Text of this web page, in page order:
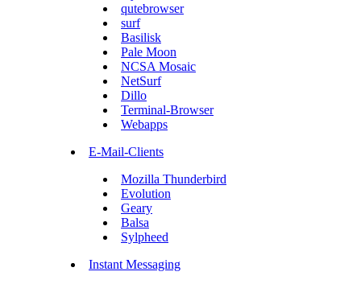
qutebrowser
surf
Basilisk
Pale Moon
NCSA Mosaic
NetSurf
Dillo
Terminal-Browser
Webapps
E-Mail-Clients
Mozilla Thunderbird
Evolution
Geary
Balsa
Sylpheed
Instant Messaging